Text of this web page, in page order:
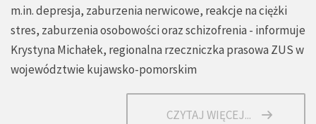
m.in. depresja, zaburzenia nerwicowe, reakcje na ciężki
stres, zaburzenia osobowości oraz schizofrenia - informuje
Krystyna Michałek, regionalna rzeczniczka prasowa ZUS w
województwie kujawsko-pomorskim
CZYTAJ WIĘCEJ...